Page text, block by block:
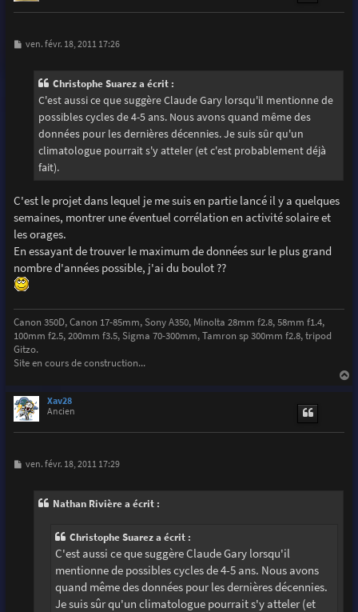
M
ven. févr. 18, 2011 17:26
Christophe Suarez a écrit :
C'est aussi ce que suggère Claude Gary lorsqu'il mentionne de
possibles cycles de 4-5 ans. Nous avons quand même des
données pour les dernières décennies. Je suis sûr qu'un
climatologue pourrait s'y atteler (et c'est probablement déjà
fait).
C'est le projet dans lequel je me suis en partie lancé il y a quelques
semaines, montrer une éventuel corrélation en activité solaire et
les orages.
En essayant de trouver le maximum de données sur le plus grand
nombre d'années possible, j'ai du boulot ??
Canon 350D, Canon 17-85mm, Sony A350, Minolta 28mm f2.8, 58mm f1.4,
100mm f2.5, 200mm f3.5, Sigma 70-300mm, Tamron sp 300mm f2.8, tripod
Gitzo.
Site en cours de construction...
Xav28
Ancien
M
ven. févr. 18, 2011 17:29
Nathan Rivière a écrit :
Christophe Suarez a écrit :
C'est aussi ce que suggère Claude Gary lorsqu'il
mentionne de possibles cycles de 4-5 ans. Nous avons
quand même des données pour les dernières décennies.
Je suis sûr qu'un climatologue pourrait s'y atteler (et